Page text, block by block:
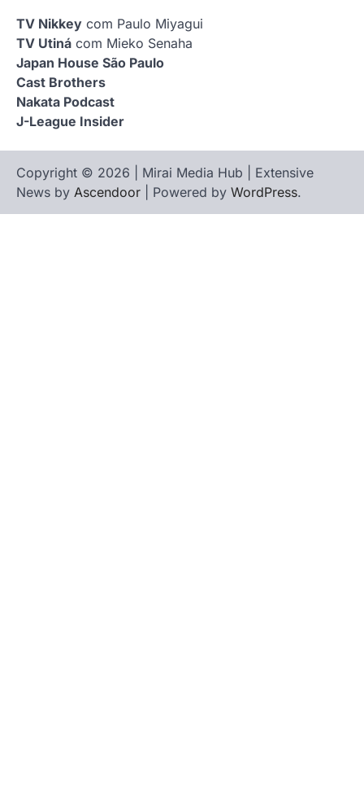
TV Nikkey com Paulo Miyagui
TV Utiná com Mieko Senaha
Japan House São Paulo
Cast Brothers
Nakata Podcast
J-League Insider
Copyright © 2026 | Mirai Media Hub | Extensive
News by Ascendoor | Powered by WordPress.